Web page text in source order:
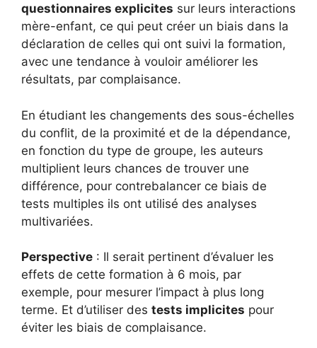
questionnaires explicites sur leurs interactions
mère-enfant, ce qui peut créer un biais dans la
déclaration de celles qui ont suivi la formation,
avec une tendance à vouloir améliorer les
résultats, par complaisance.
En étudiant les changements des sous-échelles
du conflit, de la proximité et de la dépendance,
en fonction du type de groupe, les auteurs
multiplient leurs chances de trouver une
différence, pour contrebalancer ce biais de
tests multiples ils ont utilisé des analyses
multivariées.
Perspective : Il serait pertinent d’évaluer les
effets de cette formation à 6 mois, par
exemple, pour mesurer l’impact à plus long
terme. Et d’utiliser des tests implicites pour
éviter les biais de complaisance.